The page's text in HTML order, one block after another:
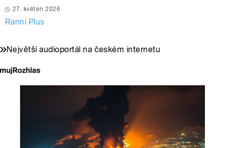
27. květen 2026
Ranní Plus
Největší audioportál na českém internetu